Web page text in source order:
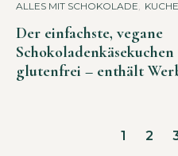
ALLES MIT SCHOKOLADE,
Der einfachste, vegane
glutenfrei – enthält
1 2